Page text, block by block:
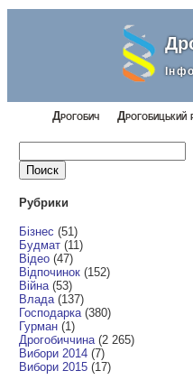
Дрогобич Дрогобицький
Рубрики
Бізнес (51)
Будмат (11)
Відео (47)
Відпочинок (152)
Війна (53)
Влада (137)
Господарка (380)
Гурман (1)
Дрогобиччина (2 265)
Вибори 2014 (7)
Вибори 2015 (17)